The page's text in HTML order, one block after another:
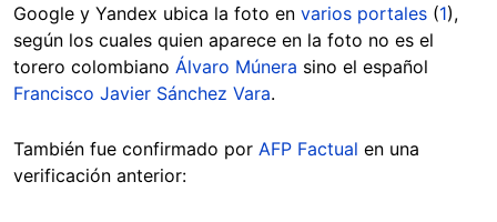
Google y Yandex ubica la foto en varios portales (1),
según los cuales quien aparece en la foto no es el
torero colombiano Álvaro Múnera sino el español
Francisco Javier Sánchez Vara.
También fue confirmado por AFP Factual en una
verificación anterior: